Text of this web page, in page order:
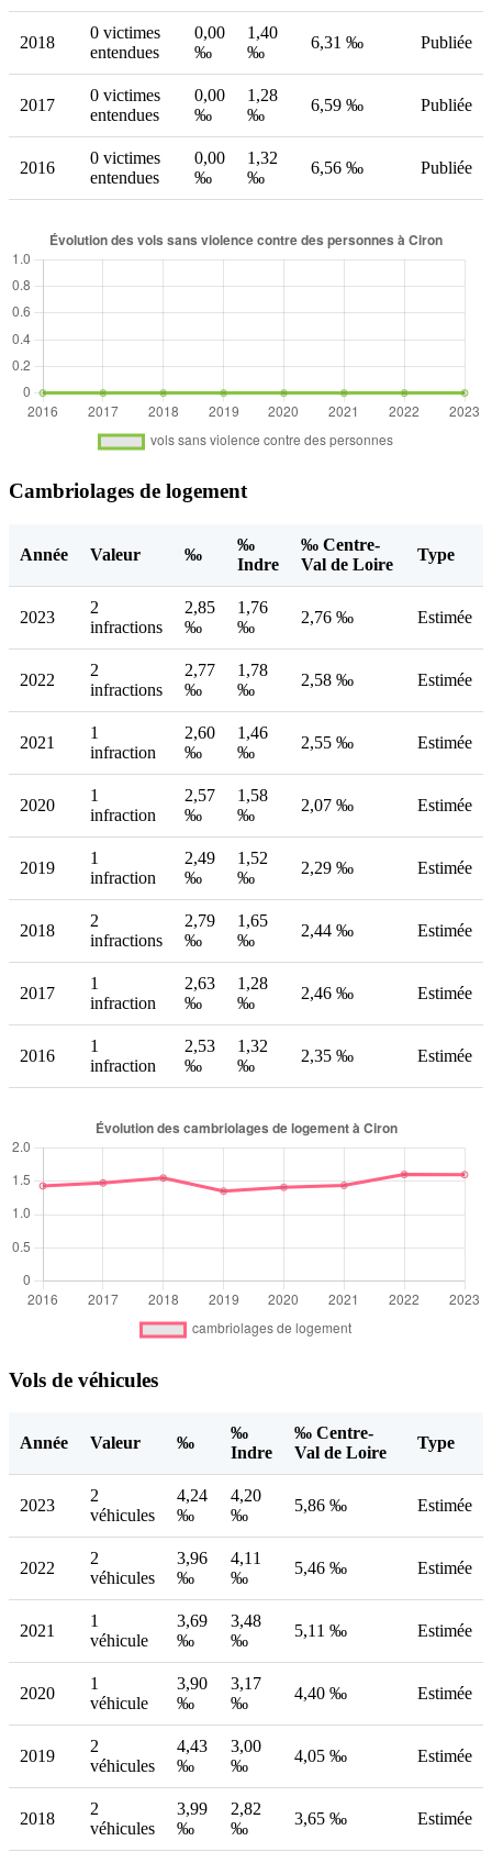
2018
0 victimes
entendues
0,00
‰
1,40
‰
6,31 ‰ Publiée
2017
0 victimes
entendues
0,00
‰
1,28
‰
6,59 ‰ Publiée
2016
0 victimes
entendues
0,00
‰
1,32
‰
6,56 ‰ Publiée
Cambriolages de logement
Année Valeur ‰
‰
Indre
‰ Centre-
Val de Loire
Type
2023
2
infractions
2,85
‰
1,76
‰
2,76 ‰ Estimée
2022
2
infractions
2,77
‰
1,78
‰
2,58 ‰ Estimée
2021
1
infraction
2,60
‰
1,46
‰
2,55 ‰ Estimée
2020
1
infraction
2,57
‰
1,58
‰
2,07 ‰ Estimée
2019
1
infraction
2,49
‰
1,52
‰
2,29 ‰ Estimée
2018
2
infractions
2,79
‰
1,65
‰
2,44 ‰ Estimée
2017
1
infraction
2,63
‰
1,28
‰
2,46 ‰ Estimée
2016
1
infraction
2,53
‰
1,32
‰
2,35 ‰ Estimée
Vols de véhicules
Année Valeur ‰
‰
Indre
‰ Centre-
Val de Loire
Type
2023
2
véhicules
4,24
‰
4,20
‰
5,86 ‰ Estimée
2022
2
véhicules
3,96
‰
4,11
‰
5,46 ‰ Estimée
2021
1
véhicule
3,69
‰
3,48
‰
5,11 ‰ Estimée
2020
1
véhicule
3,90
‰
3,17
‰
4,40 ‰ Estimée
2019
2
véhicules
4,43
‰
3,00
‰
4,05 ‰ Estimée
2018
2
véhicules
3,99
‰
2,82
‰
3,65 ‰ Estimée